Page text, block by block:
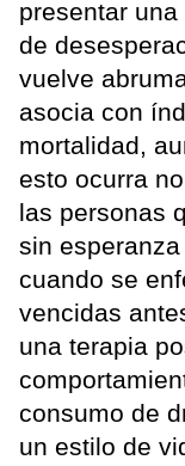
presentar
de
vuelve
asocia con
mortalidad,
esto ocurra
las personas
sin
cuando se
vencidas
una terapia
consumo de
un estilo de